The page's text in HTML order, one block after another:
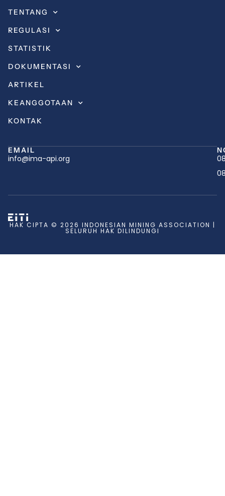
TENTANG
REGULASI
STATISTIK
DOKUMENTASI
ARTIKEL
KEANGGOTAAN
KONTAK
EMAIL
info@ima-api.org
HAK CIPTA © 2026 INDONESIAN MINING ASSOCIATION |
SELURUH HAK DILINDUNGI